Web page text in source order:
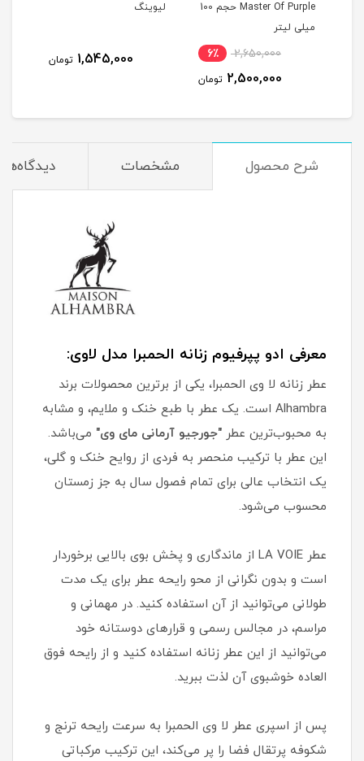
Master Of Purple حجم 100
میلی لیتر
2,650,000 6٪
2,500,000 تومان
لیوینگ
1,545,000 تومان
شرح محصول مشخصات دیدگاه‌ها
معرفی ادو پپرفیوم زنانه الحمبرا مدل لاوی:
عطر زنانه لا وی الحمبرا، یکی از برترین محصولات برند
Alhambra است. یک عطر با طبع خنک و ملایم، و مشابه
به محبوب‌ترین عطر "جورجیو آرمانی مای وی" می‌باشد.
این عطر با ترکیب منحصر به فردی از روایح خنک و گلی،
یک انتخاب عالی برای تمام فصول سال به جز زمستان
محسوب می‌شود.
عطر LA VOIE از ماندگاری و پخش بوی بالایی برخوردار
است و بدون نگرانی از محو رایحه عطر برای یک مدت
طولانی می‌توانید از آن استفاده کنید. در مهمانی و
مراسم، در مجالس رسمی و قرارهای دوستانه خود
می‌توانید از این عطر زنانه استفاده کنید و از رایحه فوق
العاده خوشبوی آن لذت ببرید.
پس از اسپری عطر لا وی الحمبرا به سرعت رایحه ترنج و
شکوفه پرتقال فضا را پر می‌کند، این ترکیب مرکباتی